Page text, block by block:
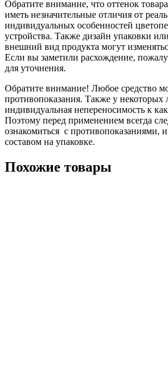
Обратите внимание, что оттенок
иметь незначительные отличия от
индивидуальных особенностей
устройства. Также дизайн упаковки
внешний вид продукта могут
Если вы заметили расхождение,
для уточнения.
Обратите внимание! Любое средство
противопоказания. Также у некоторых
индивидуальная непереносимость к
Поэтому перед применением всегда
ознакомиться с
составом на упаковке.
Похожие товары